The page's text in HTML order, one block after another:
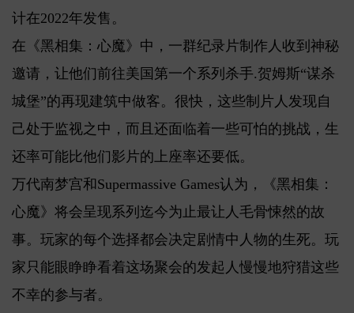
计在2022年发售。
在《黑相集：心魔》中，一群纪录片制作人收到神秘
邀请，让他们前往美国第一个系列杀手.贺姆斯“谋杀
城堡”的再现建筑中做客。很快，这些制片人发现自
己处于监视之中，而且还面临着一些可怕的挑战，生
还率可能比他们影片的上座率还要低。
万代南梦宫和Supermassive Games认为，《黑相集：
心魔》将会呈现系列迄今为止最让人毛骨悚然的故
事。玩家的每个选择都会决定剧情中人物的生死。玩
家只能眼睁睁看着这场聚会的发起人慢慢地狩猎这些
不幸的参与者。